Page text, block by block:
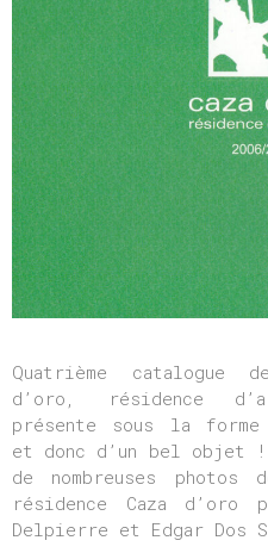
Quatrième
d’oro, résidence
présente sous la forme
et donc d’un bel objet
de nombreuses
résidence Caza d’oro
Delpierre et Edgar Dos